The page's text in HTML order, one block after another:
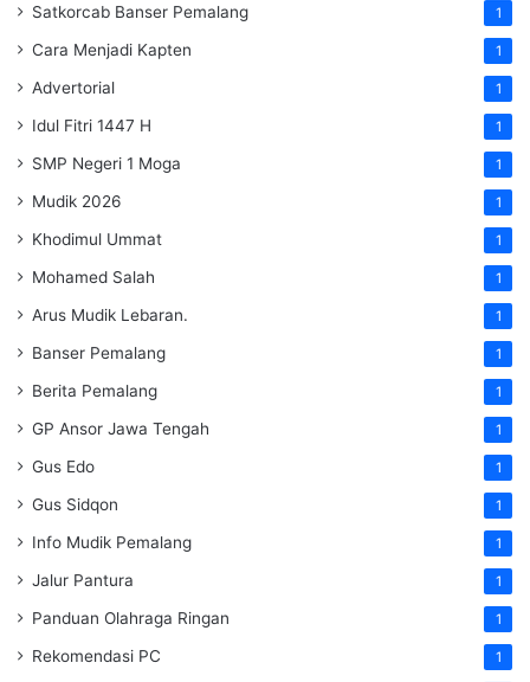
Satkorcab Banser Pemalang 1
Cara Menjadi Kapten 1
Advertorial 1
Idul Fitri 1447 H 1
SMP Negeri 1 Moga 1
Mudik 2026 1
Khodimul Ummat 1
Mohamed Salah 1
Arus Mudik Lebaran. 1
Banser Pemalang 1
Berita Pemalang 1
GP Ansor Jawa Tengah 1
Gus Edo 1
Gus Sidqon 1
Info Mudik Pemalang 1
Jalur Pantura 1
Panduan Olahraga Ringan 1
Rekomendasi PC 1